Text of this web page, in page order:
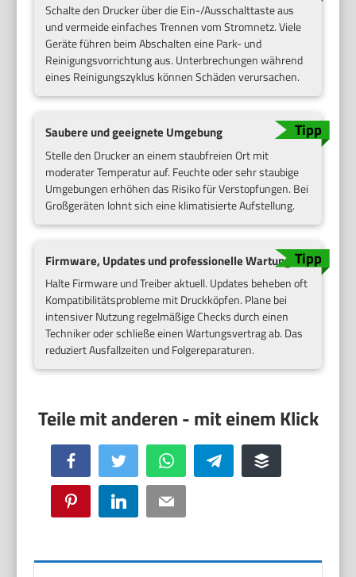
Schalte den Drucker über die Ein-/Ausschalttaste aus
und vermeide einfaches Trennen vom Stromnetz. Viele
Geräte führen beim Abschalten eine Park- und
Reinigungsvorrichtung aus. Unterbrechungen während
eines Reinigungszyklus können Schäden verursachen.
Saubere und geeignete Umgebung
Stelle den Drucker an einem staubfreien Ort mit
moderater Temperatur auf. Feuchte oder sehr staubige
Umgebungen erhöhen das Risiko für Verstopfungen. Bei
Großgeräten lohnt sich eine klimatisierte Aufstellung.
Firmware, Updates und professionelle Wartung
Halte Firmware und Treiber aktuell. Updates beheben oft
Kompatibilitätsprobleme mit Druckköpfen. Plane bei
intensiver Nutzung regelmäßige Checks durch einen
Techniker oder schließe einen Wartungsvertrag ab. Das
reduziert Ausfallzeiten und Folgereparaturen.
Facebook Twitter WhatsApp Telegram Buffer
Pinterest LinkedIn Email